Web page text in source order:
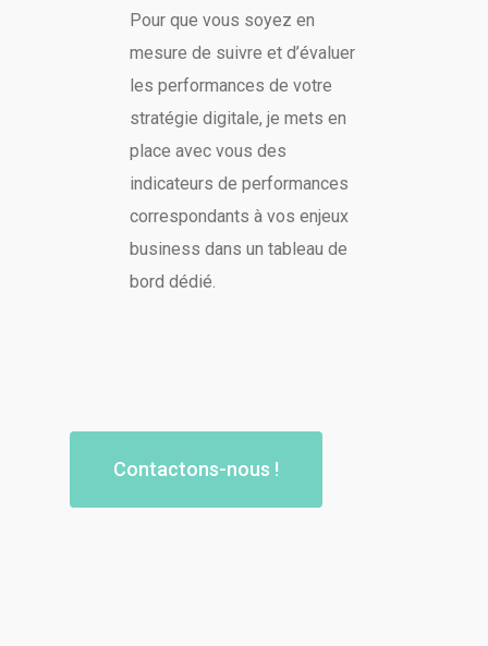
Pour que vous soyez en
mesure de suivre et d’évaluer
les performances de votre
stratégie digitale, je mets en
place avec vous des
indicateurs de performances
correspondants à vos enjeux
business dans un tableau de
bord dédié.
Contactons-nous !